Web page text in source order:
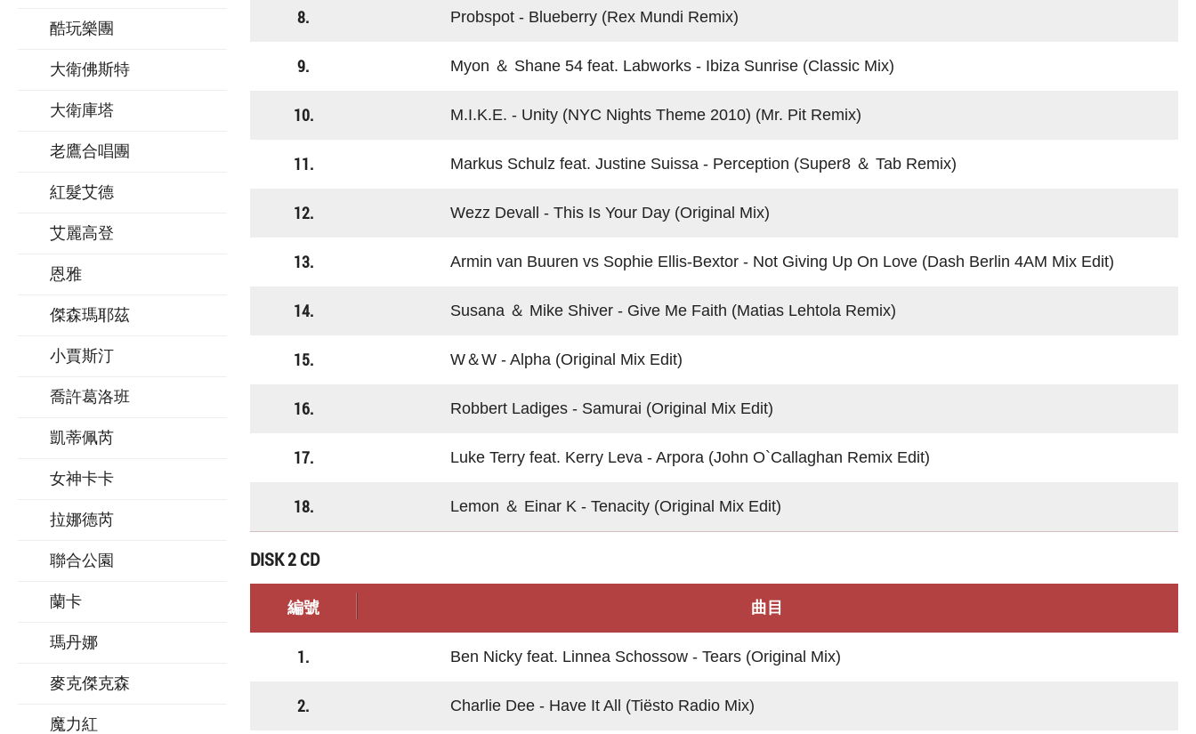
酷玩樂團
大衛佛斯特
大衛庫塔
老鷹合唱團
紅髮艾德
艾麗高登
恩雅
傑森瑪耶茲
小賈斯汀
喬許葛洛班
凱蒂佩芮
女神卡卡
拉娜德芮
聯合公園
蘭卡
瑪丹娜
麥克傑克森
魔力紅
8. Probspot - Blueberry (Rex Mundi Remix)
9. Myon ＆ Shane 54 feat. Labworks - Ibiza Sunrise (Classic Mix)
10. M.I.K.E. - Unity (NYC Nights Theme 2010) (Mr. Pit Remix)
11. Markus Schulz feat. Justine Suissa - Perception (Super8 ＆ Tab Remix)
12. Wezz Devall - This Is Your Day (Original Mix)
13. Armin van Buuren vs Sophie Ellis-Bextor - Not Giving Up On Love (Dash Berlin 4AM Mix Edit)
14. Susana ＆ Mike Shiver - Give Me Faith (Matias Lehtola Remix)
15. W＆W - Alpha (Original Mix Edit)
16. Robbert Ladiges - Samurai (Original Mix Edit)
17. Luke Terry feat. Kerry Leva - Arpora (John O`Callaghan Remix Edit)
18. Lemon ＆ Einar K - Tenacity (Original Mix Edit)
DISK 2 CD
編號 曲目
1. Ben Nicky feat. Linnea Schossow - Tears (Original Mix)
2. Charlie Dee - Have It All (Tiësto Radio Mix)